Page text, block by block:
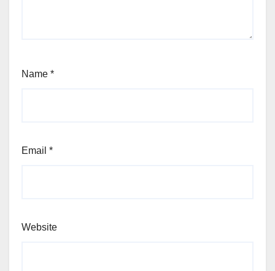
Name *
Email *
Website